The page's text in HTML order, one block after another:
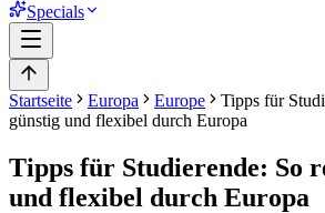
Specials
Startseite Europa Europe
Tipps für
günstig und flexibel durch Europa
Tipps für Studierende: So
und flexibel durch Europa